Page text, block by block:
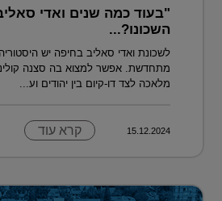
"בעוד כמה שנים ואדי
השכונו?...
לשכונת ואדי סאליב בחיפה יש
מתחדשת. אפשר למצוא בה סצנה
מלאכה לצד דו-קיום בין יהודים וע...
15.12.2024 קרא עוד